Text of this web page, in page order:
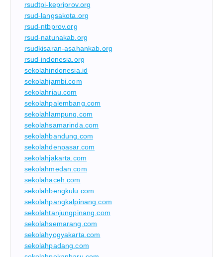
rsudtpi-kepriprov.org
rsud-langsakota.org
rsud-ntbprov.org
rsud-natunakab.org
rsudkisaran-asahankab.org
rsud-indonesia.org
sekolahindonesia.id
sekolahjambi.com
sekolahriau.com
sekolahpalembang.com
sekolahlampung.com
sekolahsamarinda.com
sekolahbandung.com
sekolahdenpasar.com
sekolahjakarta.com
sekolahmedan.com
sekolahaceh.com
sekolahbengkulu.com
sekolahpangkalpinang.com
sekolahtanjungpinang.com
sekolahsemarang.com
sekolahyogyakarta.com
sekolahpadang.com